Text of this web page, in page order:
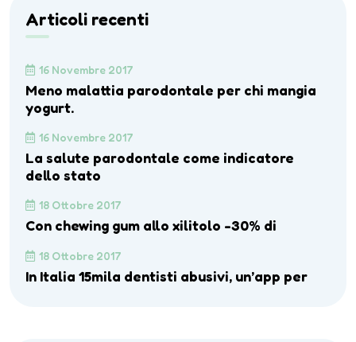
Articoli recenti
16 Novembre 2017
Meno malattia parodontale per chi mangia
yogurt.
16 Novembre 2017
La salute parodontale come indicatore
dello stato
18 Ottobre 2017
Con chewing gum allo xilitolo -30% di
18 Ottobre 2017
In Italia 15mila dentisti abusivi, un’app per